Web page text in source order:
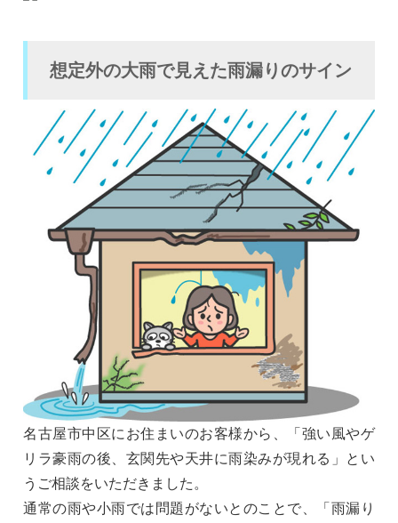
想定外の大雨で見えた雨漏りのサイン
名古屋市中区にお住まいのお客様から、「強い風やゲ
リラ豪雨の後、玄関先や天井に雨染みが現れる」とい
うご相談をいただきました。
通常の雨や小雨では問題がないとのことで、「雨漏り